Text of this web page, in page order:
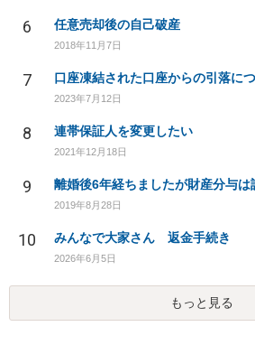
6 任意売却後の自己破産
2018年11月7日
7 口座凍結された口座からの引落に
2023年7月12日
8 連帯保証人を変更したい
2021年12月18日
9 離婚後6年経ちましたが財産分与は
2019年8月28日
10 みんなで大家さん 返金手続き
2026年6月5日
もっと見る